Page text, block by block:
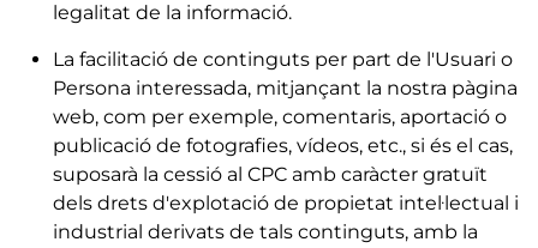
legalitat de la informació.
La facilitació de continguts per part de l'Usuari o
Persona interessada, mitjançant la nostra pàgina
web, com per exemple, comentaris, aportació o
publicació de fotografies, vídeos, etc., si és el cas,
suposarà la cessió al CPC amb caràcter gratuït
dels drets d'explotació de propietat intel·lectual i
industrial derivats de tals continguts, amb la